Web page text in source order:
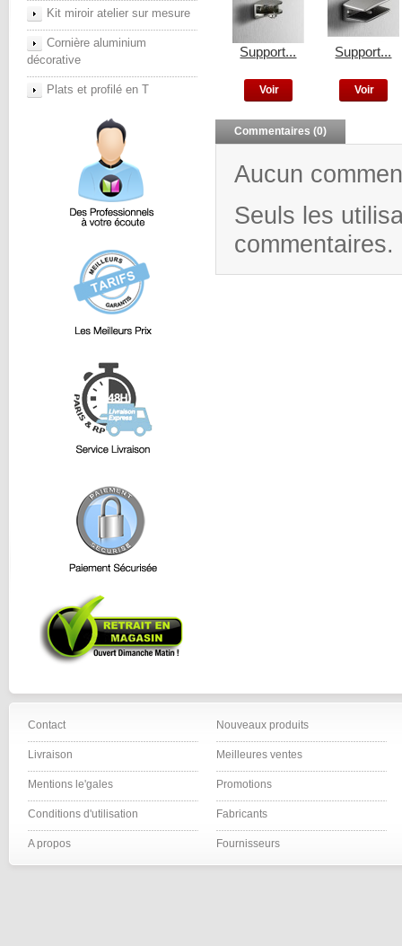
Kit miroir atelier sur mesure
Cornière aluminium
décorative
Plats et profilé en T
Support...
Voir
Support...
Voir
Commentaires (0)
Aucun
Seuls les
commentaires.
Contact
Livraison
Mentions le'gales
Conditions d'utilisation
A propos
Nouveaux produits
Meilleures ventes
Promotions
Fabricants
Fournisseurs